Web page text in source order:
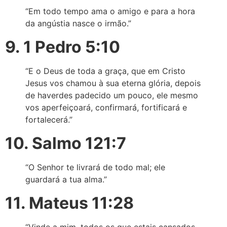
“Em todo tempo ama o amigo e para a hora
da angústia nasce o irmão.”
9. 1 Pedro 5:10
“E o Deus de toda a graça, que em Cristo
Jesus vos chamou à sua eterna glória, depois
de haverdes padecido um pouco, ele mesmo
vos aperfeiçoará, confirmará, fortificará e
fortalecerá.”
10. Salmo 121:7
“O Senhor te livrará de todo mal; ele
guardará a tua alma.”
11. Mateus 11:28